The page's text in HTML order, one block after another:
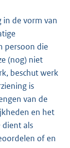
in de vorm van
persoon die
(nog) niet
beschut werk
is
van de
en het
dient als
of en